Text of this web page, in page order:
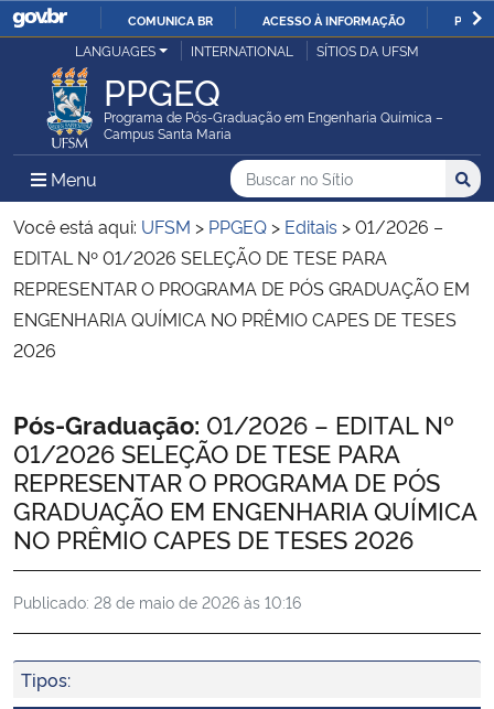
IR
O
COMUNICA BR ACESSO À INFORMAÇÃO
Ministério da Justiça e Segurança Pública
Ministério da Defesa
Ministério das Relações Exteriores
Ministério da Economia
Ministério da Educação
Ministério da Cidadania
Ministério da Saúde
Ministério de Minas e Energia
Ministério da Ciência, Tecnologia, Inovações e Comunicações
LANGUAGES INTERNATIONAL SÍTIOS DA UFSM
PPGEQ
Programa de Pós-Graduação em Engenharia Química –
Campus Santa Maria
Menu Menu Principal do Sítio
Busca
Buscar no no Sítio
Busca:
Você está aqui: UFSM > PPGEQ > Editais >01/2026 –
EDITAL Nº 01/2026 SELEÇÃO DE TESE PARA
REPRESENTAR O PROGRAMA DE PÓS GRADUAÇÃO EM
ENGENHARIA QUÍMICA NO PRÊMIO CAPES DE TESES
2026
Início do conteúdo
Pós-Graduação: 01/2026 – EDITAL Nº
01/2026 SELEÇÃO DE TESE PARA
REPRESENTAR O PROGRAMA DE PÓS
GRADUAÇÃO EM ENGENHARIA QUÍMICA
NO PRÊMIO CAPES DE TESES 2026
Publicado: 28 de maio de 2026 às 10:16
Tipos: